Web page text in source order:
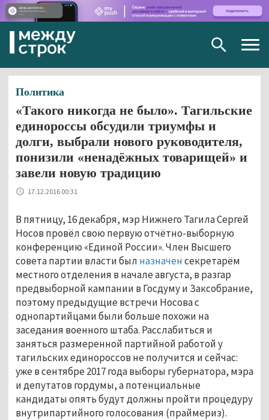
Политика
«Такого никогда не было». Тагильские
единороссы обсудили триумфы и
долги, выбрали нового руководителя,
понизили «ненадёжных товарищей» и
завели новую традицию
17.12.2016 00:31
В пятницу, 16 декабря, мэр Нижнего Тагила Сергей
Носов провёл свою первую отчётно-выборную
конференцию «Единой России». Член Высшего
совета партии власти был назначенсекретарём
местного отделения в начале августа, в разгар
предвыборной кампании в Госдуму и Заксобрание,
поэтому предыдущие встречи Носова с
однопартийцами были больше похожи на
заседания военного штаба. Расслабиться и
заняться размеренной партийной работой у
тагильских единороссов не получится и сейчас:
уже в сентябре 2017 года выборы губернатора, мэра
и депутатов гордумы, а потенциальные
кандидаты опять будут должны пройти процедуру
внутрипартийного голосования (праймериз).